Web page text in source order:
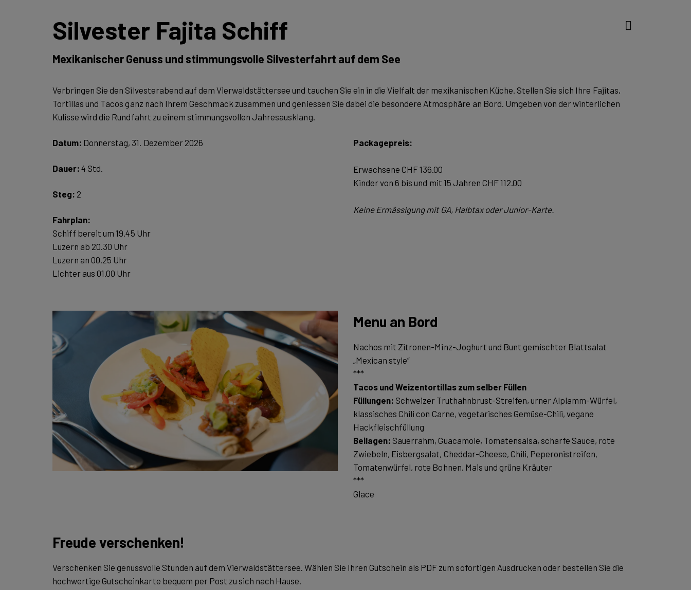
Silvester Fajita Schiff
Mexikanischer Genuss und stimmungsvolle Silvesterfahrt auf dem See
Verbringen Sie den Silvesterabend auf dem Vierwaldstättersee und tauchen Sie ein in die Vielfalt der mexikanischen Küche. Stellen Sie sich Ihre Fajitas,
Tortillas und Tacos ganz nach Ihrem Geschmack zusammen und geniessen Sie dabei die besondere Atmosphäre an Bord. Umgeben von der winterlichen
Kulisse wird die Rundfahrt zu einem stimmungsvollen Jahresausklang.
Datum: Donnerstag, 31. Dezember 2026
Dauer: 4 Std.
Steg: 2
Schiff bereit um 19.45 Uhr
Luzern ab 20.30 Uhr
Luzern an 00.25 Uhr
Lichter aus 01.00 Uhr
Packagepreis:
Erwachsene CHF 136.00
Kinder von 6 bis und mit 15 Jahren CHF 112.00
Keine Ermässigung mit GA, Halbtax oder Junior-Karte.
Menu an Bord
Nachos mit Zitronen-Minz-Joghurt und Bunt gemischter Blattsalat
„Mexican style“
Tacos und Weizentortillas zum selber Füllen
Füllungen: Schweizer Truthahnbrust-Streifen, urner Alplamm-Würfel,
klassisches Chili con Carne, vegetarisches Gemüse-Chili, vegane
Beilagen: Sauerrahm, Guacamole, Tomatensalsa, scharfe Sauce, rote
Zwiebeln, Eisbergsalat, Cheddar-Cheese, Chili, Peperonistreifen,
Tomatenwürfel, rote Bohnen, Mais und grüne Kräuter
***
Glace
Freude verschenken!
Verschenken Sie genussvolle Stunden auf dem Vierwaldstättersee. Wählen Sie Ihren Gutschein als PDF zum sofortigen Ausdrucken oder bestellen Sie die
hochwertige Gutscheinkarte bequem per Post zu sich nach Hause.